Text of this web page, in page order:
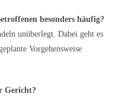
besonders häufig?
unüberlegt. Dabei geht es
Vorgehensweise
Gericht?